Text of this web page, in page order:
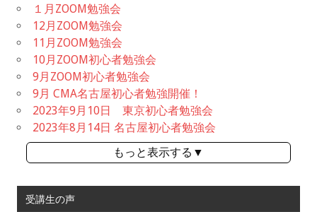
１月ZOOM勉強会
12月ZOOM勉強会
11月ZOOM勉強会
10月ZOOM初心者勉強会
9月ZOOM初心者勉強会
9月 CMA名古屋初心者勉強開催！
2023年9月10日 東京初心者勉強会
2023年8月14日 名古屋初心者勉強会
もっと表示する▼
受講生の声